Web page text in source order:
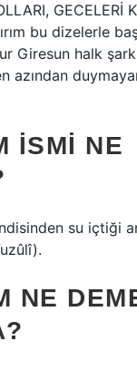
GECELERİ
bu dizelerle
Giresun halk
azından
ISMI NE
su içtiği
NE